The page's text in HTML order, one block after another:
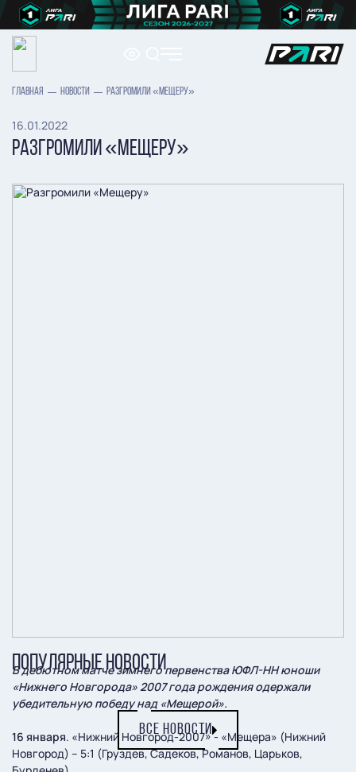
ГЛАВНАЯ НОВОСТИ РАЗГРОМИЛИ «МЕЩЕРУ»
16.01.2022
РАЗГРОМИЛИ «МЕЩЕРУ»
В дебютном матче зимнего первенства ЮФЛ-НН юноши
«Нижнего Новгорода» 2007 года рождения одержали
убедительную победу над «Мещерой».
16 января. «Нижний Новгород-2007» - «Мещера» (Нижний
Новгород) – 5:1 (Груздев, Садеков, Романов, Царьков,
ПОПУЛЯРНЫЕ НОВОСТИ
ВСЕ НОВОСТИ